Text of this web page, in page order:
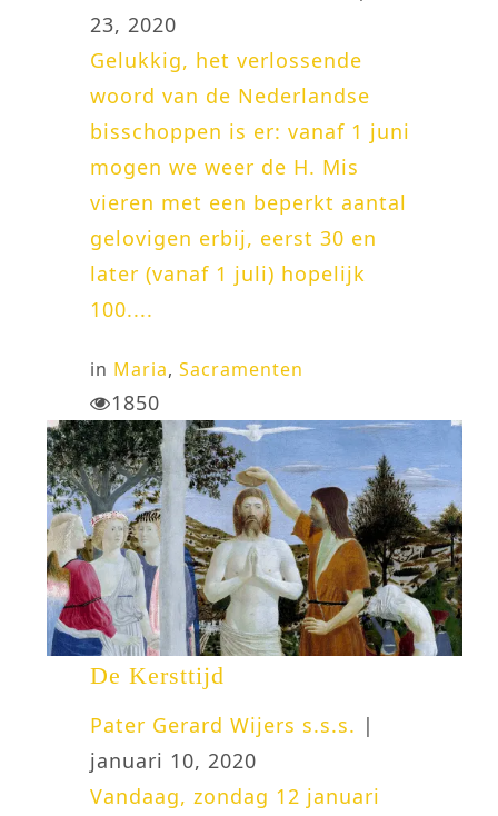
23, 2020
Gelukkig, het verlossende
woord van de Nederlandse
bisschoppen is er: vanaf 1 juni
mogen we weer de H. Mis
vieren met een beperkt aantal
gelovigen erbij, eerst 30 en
later (vanaf 1 juli) hopelijk
100....
in Maria,Sacramenten
1850
De Kersttijd
Pater Gerard Wijers s.s.s. |
januari 10, 2020
Vandaag, zondag 12 januari